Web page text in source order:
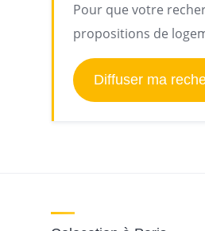
Pour que votre
propositions de
Diffuser ma